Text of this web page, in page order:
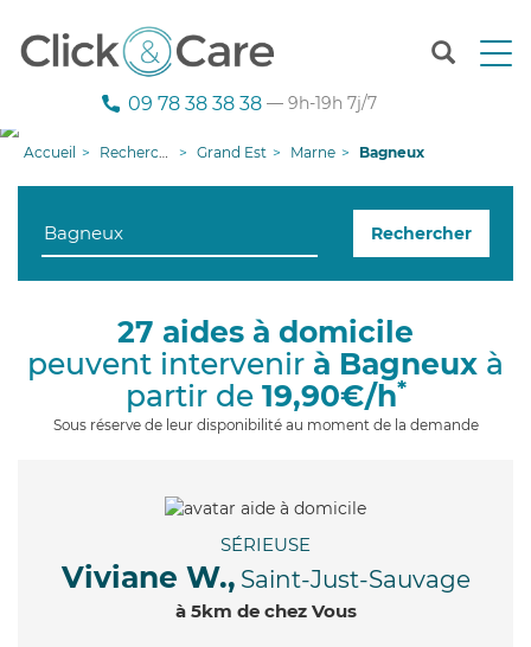
T
n
g
i
09 78 38 38 38 — 9h-19h 7j/7
Accueil Recherche aide à domicile Grand Est Marne Bagneux
Rechercher
27 aides à domicile
peuvent intervenir à Bagneux à
partir de 19,90€/h*
Sous réserve de leur disponibilité au moment de la demande
SÉRIEUSE
Viviane W., Saint-Just-Sauvage
à 5km de chez Vous